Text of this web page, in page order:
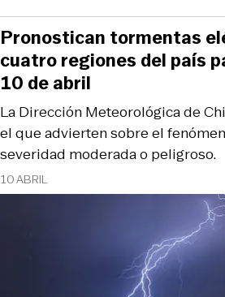
10 ABRIL
La Dirección Meteorológica de
el que advierten sobre el
severidad moderada o peligroso.
Pronostican tormentas
cuatro regiones del país
10 de abril